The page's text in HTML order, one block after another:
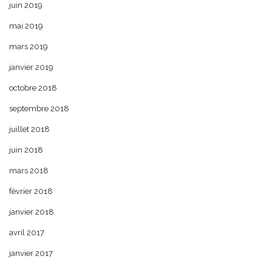
juin 2019
mai 2019
mars 2019
janvier 2019
octobre 2018
septembre 2018
juillet 2018
juin 2018
mars 2018
février 2018
janvier 2018
avril 2017
janvier 2017